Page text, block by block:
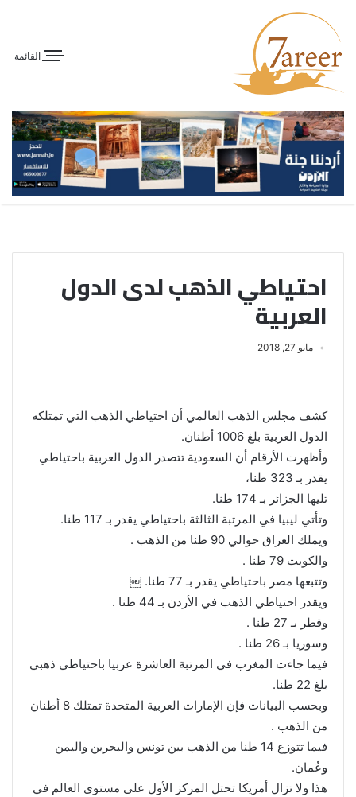
القائمة
احتياطي الذهب لدى الدول
العربية
مايو 27, 2018
كشف مجلس الذهب العالمي أن احتياطي الذهب التي تمتلكه
الدول العربية بلغ 1006 أطنان.
وأظهرت الأرقام أن السعودية تتصدر الدول العربية باحتياطي
يقدر بـ 323 طنا،
تليها الجزائر بـ 174 طنا.
وتأتي ليبيا في المرتبة الثالثة باحتياطي يقدر بـ 117 طنا.
ويملك العراق حوالي 90 طنا من الذهب .
والكويت 79 طنا .
وتتبعها مصر باحتياطي يقدر بـ 77 طنا. ￼
ويقدر احتياطي الذهب في الأردن بـ 44 طنا .
وقطر بـ 27 طنا .
وسوريا بـ 26 طنا .
فيما جاءت المغرب في المرتبة العاشرة عربيا باحتياطي ذهبي
بلغ 22 طنا.
وبحسب البيانات فإن الإمارات العربية المتحدة تمتلك 8 أطنان
من الذهب .
فيما تتوزع 14 طنا من الذهب بين تونس والبحرين واليمن
وعُمان.
هذا ولا تزال أمريكا تحتل المركز الأول على مستوى العالم في